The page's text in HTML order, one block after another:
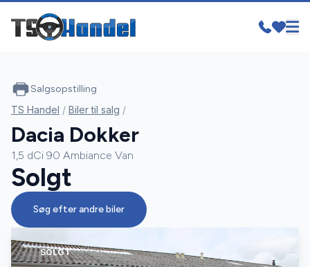
SOLGT
Salgsopstilling
TS Handel / Biler til salg /
Dacia Dokker
1,5 dCi 90 Ambiance Van
Solgt
Søg efter andre biler